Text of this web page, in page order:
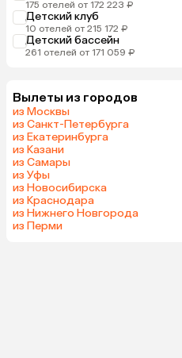
175 отелей от 172 223 ₽
Детский клуб
10 отелей от 215 172 ₽
Детский бассейн
261 отелей от 171 059 ₽
Вылеты из городов
из Москвы
из Санкт-Петербурга
из Екатеринбурга
из Казани
из Самары
из Уфы
из Новосибирска
из Краснодара
из Нижнего Новгорода
из Перми